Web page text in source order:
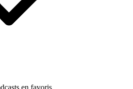
en favoris